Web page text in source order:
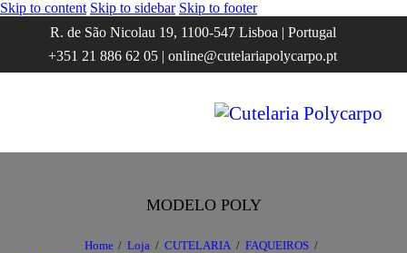
Skip to content Skip to sidebar Skip to footer
R. de São Nicolau 19, 1100-547 Lisboa | Portugal
+351 21 886 62 05 | online@cutelariapolycarpo.pt
MODELO POLY
Home Loja CUTELARIA
FAQUEIROS